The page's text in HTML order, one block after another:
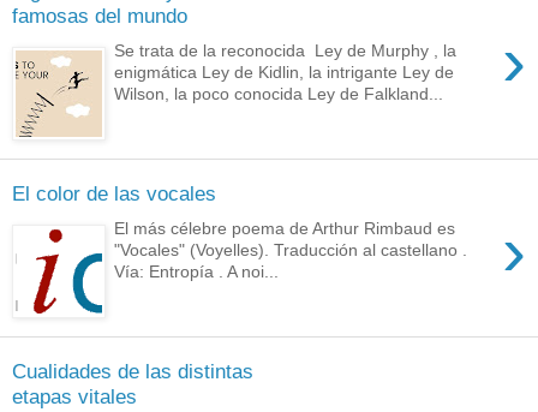
famosas del mundo
›
Se trata de la reconocida Ley de Murphy , la
enigmática Ley de Kidlin, la intrigante Ley de
Wilson, la poco conocida Ley de Falkland...
El color de las vocales
›
El más célebre poema de Arthur Rimbaud es
"Vocales" (Voyelles). Traducción al castellano .
Vía: Entropía . A noi...
Cualidades de las distintas
etapas vitales